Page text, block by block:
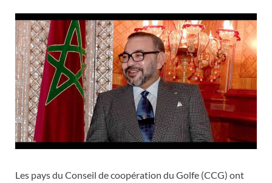
Les pays du Conseil de coopération du Golfe (CCG) ont